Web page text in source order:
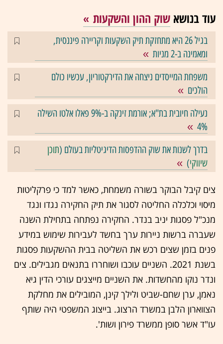
עוד בנושא שוק ההון והשקעות
בגיל 26 היא מתחזקת תיק השקעות וקריירה פיננסית,
ומאמינה ב-2 מניות
משפחת המייסדים ניצחה את הדירקטוריון, עכשיו כולם
הולכים
נעילה חיובית בת"א; אורמת זינקה ב-9% פאלו אלטו השילה
4%
בדרך לשנות את שוק ההדפסות הדיגיטליות בעולם (תוכן
שיווקי)
צים קיבל הבוקר בשורה משמחת, כאשר למד כי פרקליטות
מיסוי וכלכלה החליטה לסגור את תיק החקירה נגדו ונגד
מנכ"ל פסגות יניב בנדר. החקירה נפתחה בתחילת השנה
שעברה ברשות ניירות ערך בחשד לעבירות שימוש במידע
פנים בזמן שצים רכש את השליטה בבית ההשקעות פסגות
בשנת 2021. השניים עוכבו ושוחררו בתנאים מגבילים. צים
ונדר נוקו מהחשדות. את השניים מייצגים עורכי הדין גיא
נאמן, ערן שחם-שביט ולילך קינן, המובילים את מחלקת
הצווארון הלבן במשרד הרצוג. בייצוג המשפטי היה שותף
עו"ד אשר סופן ממשרד פירון ושות'.